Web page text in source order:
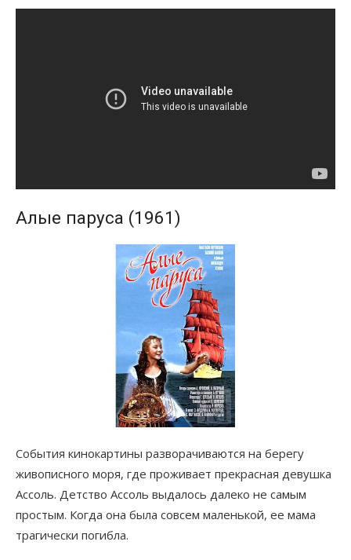
Алые паруса (1961)
События кинокартины разворачиваются на берегу
живописного моря, где проживает прекрасная девушка
Ассоль. Детство Ассоль выдалось далеко не самым
простым. Когда она была совсем маленькой, ее мама
трагически погибла.